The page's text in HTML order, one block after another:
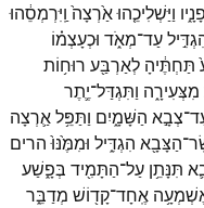
וַיַּשְׁלִיכֵ֤הוּאַ֙רְצָה֙ וַֽיִּרְמְסֵ֔הוּ
עַד־מְאֹ֑ד וּכְעָצְמ֗וֹ
תַּחְתֶּ֔יהָ לְאַרְבַּ֖ע רוּח֥וֹת
מִצְּעִירָ֑ה וַתִּגְדַּל־יֶ֛תֶר
צְבָ֣א הַשָּׁמָ֑יִם וַתַּפֵּ֥לאַ֛רְצָה
הַצָּבָ֖א הִגְדִּ֑יל וּמִמֶּ֙נּוּ֙ הרים
תִּנָּתֵ֥ן עַל־הַתָּמִ֖יד בְּפָ֑שַׁע
אֶֽחָד־קָד֖וֹשׁ מְדַבֵּ֑ר